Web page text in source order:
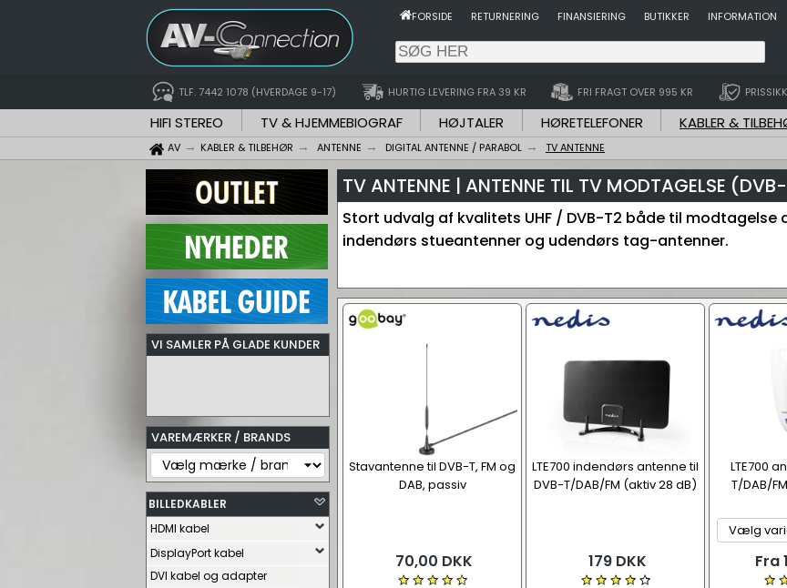
FORSIDE RETURNERING FINANSIERING BUTIKKER INFORMATION
TLF. 7442 1078 (HVERDAGE 9-17) HURTIG LEVERING FRA 39 KR FRI FRAGT OVER 995 KR
HIFI STEREO TV & HJEMMEBIOGRAF HØJTALER HØRETELEFONER KABLER &
AV KABLER & TILBEHØR ANTENNE DIGITAL ANTENNE / PARABOL TV ANTENNE
VI SAMLER PÅ GLADE KUNDER
VAREMÆRKER / BRANDS
BILLEDKABLER
HDMI kabel
DisplayPort kabel
DVI kabel og adapter
TV ANTENNE | ANTENNE TIL TV MODTAGELSE
Stort udvalg af kvalitets UHF / DVB-T2 både til modtagelse
indendørs stueantenner og udendørs tag-antenner.
Stavantenne til DVB-T, FM og
DAB, passiv
70,00 DKK
LTE700 indendørs antenne til
DVB-T/DAB/FM (aktiv 28 dB)
179 DKK
LTE700
T/DAB/
Fra